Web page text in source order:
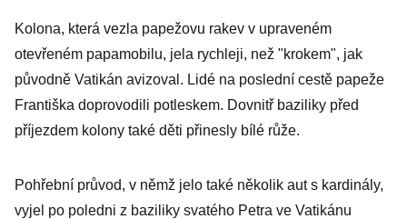
Kolona, která vezla papežovu rakev v upraveném
otevřeném papamobilu, jela rychleji, než "krokem", jak
původně Vatikán avizoval. Lidé na poslední cestě papeže
Františka doprovodili potleskem. Dovnitř baziliky před
příjezdem kolony také děti přinesly bílé růže.
Pohřební průvod, v němž jelo také několik aut s kardinály,
vyjel po poledni z baziliky svatého Petra ve Vatikánu